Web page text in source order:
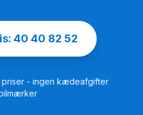
40 40 82 52
priser - ingen kædeafgifter